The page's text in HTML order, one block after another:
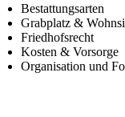
Bestattungsarten
Grabplatz &
Friedhofsrecht
Kosten & Vorsorge
Organisation und